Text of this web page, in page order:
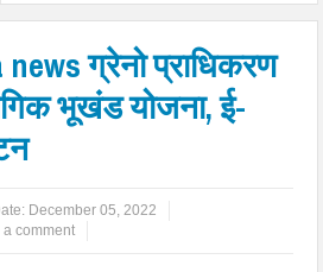
ग्रेनो प्राधिकरण
भूखंड योजना, ई-
December 05, 2022
a comment